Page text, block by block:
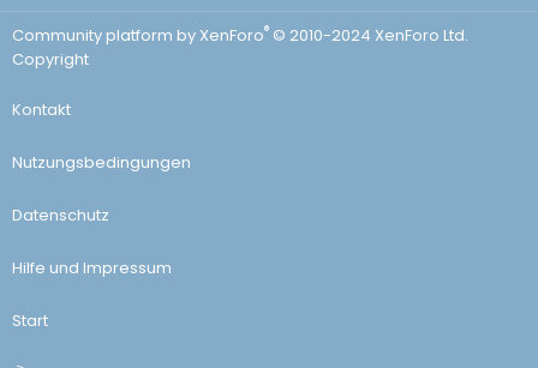
Community platform by XenForo® © 2010-2024 XenForo Ltd.
Copyright
Kontakt
Nutzungsbedingungen
Datenschutz
Hilfe und Impressum
Start